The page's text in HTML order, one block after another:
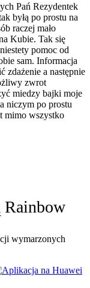
Pań Rezydentek
byłą po prostu na
raczej mało
Kubie. Tak się
pomoc od
sam. Informacja
zdażenie a następnie
zwrot
miedzy bajki moje
niczym po prostu
mimo wszystko
Rainbow
wymarzonych